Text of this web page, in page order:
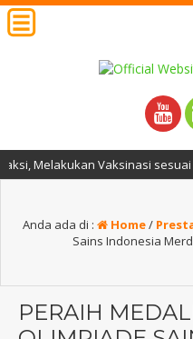
Vaksinasi sesuai
Anda ada di : Home/
Sains Indonesia
PERAIH